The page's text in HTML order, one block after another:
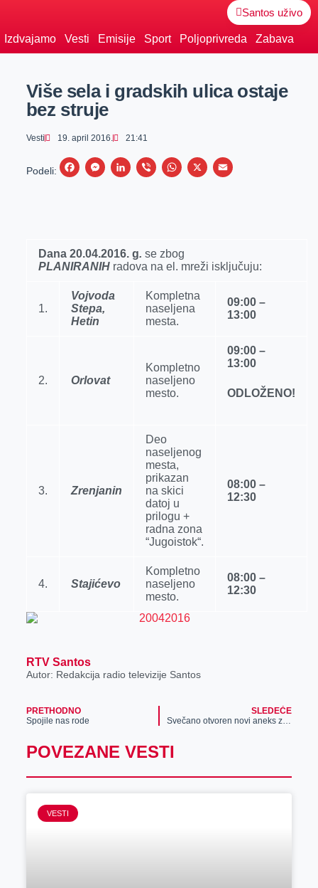
Santos uživo
Izdvajamo Vesti Emisije Sport Poljoprivreda Zabava
Više sela i gradskih ulica ostaje
bez struje
Vesti 19. april 2016. 21:41
Podeli:
F
b
o
k
M
e
n
L
d
V
W
A
p
X
E
Dana 20.04.2016.g. se zbog
PLANIRANIHradova na el. mreži isklјučuju:
1.
Vojvoda
Stepa,
Hetin
Kompletna
naselјena
mesta.
09:00 –
13:00
2. Orlovat
Kompletno
naselјeno
mesto.
09:00 –
13:00
ODLOŽENO!
3. Zrenjanin
Deo
naselјenog
mesta,
prikazan
na skici
datoj u
prilogu +
radna zona
“Jugoistok“.
08:00 –
12:30
4. Stajićevo
Kompletno
naselјeno
mesto.
08:00 –
12:30
RTV Santos
Autor: Redakcija radio televizije Santos
PRETHODNO
Spojile nas rode
SLEDEĆE
Svečano otvoren novi aneks zgrade Tehničkog fakulteta „Mihajlo Pupin“ (video)
POVEZANE VESTI
VESTI